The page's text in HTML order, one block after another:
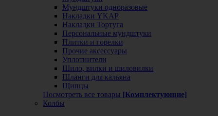
Мундштуки одноразовые
Накладки YKAP
Накладки Тортуга
Персональные мундштуки
Плитки и горелки
Прочие аксессуары
Уплотнители
Шило, вилки и шиловилки
Шланги для кальяна
Щипцы
Посмотреть все товары [Комплектующие]
Колбы